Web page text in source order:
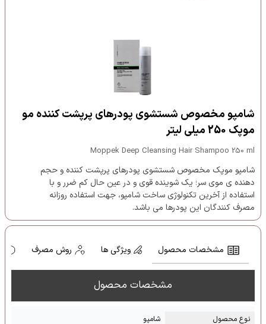
شامپو مخصوص شستشوی پودرهای پرپشت کننده مو
موپک 250 میلی لیتر
Moppek Deep Cleansing Hair Shampoo 250 ml
شامپو موپک مخصوص شستشوی پودرهای پرپشت کننده و حجم
دهنده ی موی سر؛ یک شوینده قوی و در عین حال کم ضرر و با
استفاده از آخرین تکنولوژی ساخت شامپو، جهت استفاده روزانه
مصرف کنندگان این پودرها می باشد.
مشخصات محصول ویژگی ها روش مصرف
مشخصات محصول
نوع محصول شامپو